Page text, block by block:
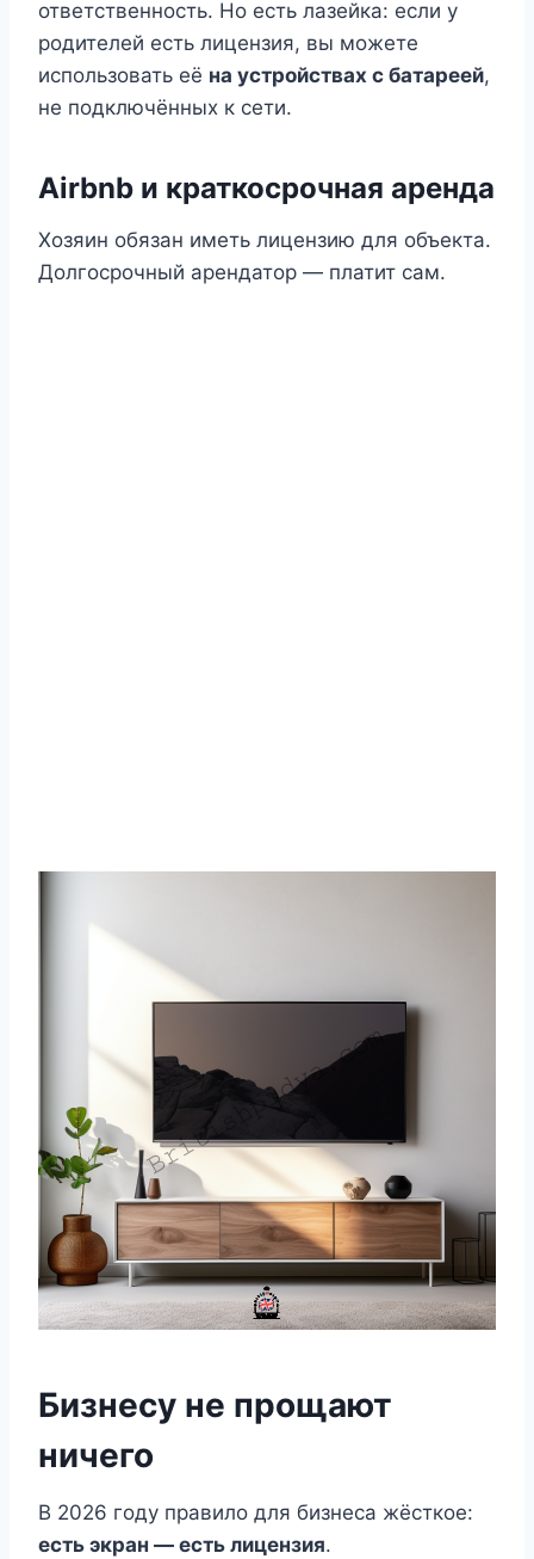
ответственность. Но есть лазейка: если у
родителей есть лицензия, вы можете
использовать её на устройствах с батареей,
не подключённых к сети.
Airbnb и краткосрочная аренда
Хозяин обязан иметь лицензию для объекта.
Долгосрочный арендатор — платит сам.
Бизнесу не прощают
ничего
В 2026 году правило для бизнеса жёсткое:
есть экран — есть лицензия.